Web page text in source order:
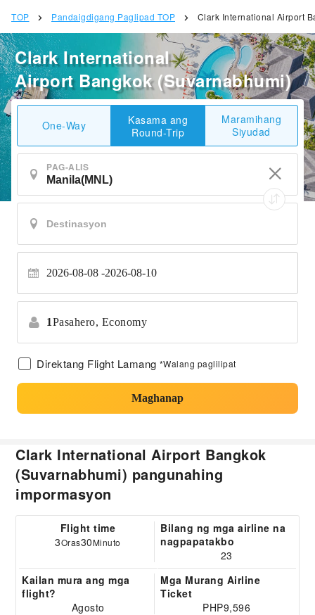
TOP Pandaigdigang Paglipad TOP Clark International Airport
Clark International
Airport Bangkok (Suvarnabhumi)
One-Way
Kasama ang
Round-Trip
Maramihang
Siyudad
PAG-ALIS
2026-08-08 2026-08-10
1Pasahero, Economy
Direktang Flight Lamang *Walang paglilipat
Maghanap
Clark International Airport Bangkok
(Suvarnabhumi) pangunahing
impormasyon
Flight time
3Oras30Minuto
Bilang ng mga airline na
nagpapatakbo
23
Kailan mura ang mga
flight?
Agosto
Mga Murang Airline
Ticket
PHP9,596